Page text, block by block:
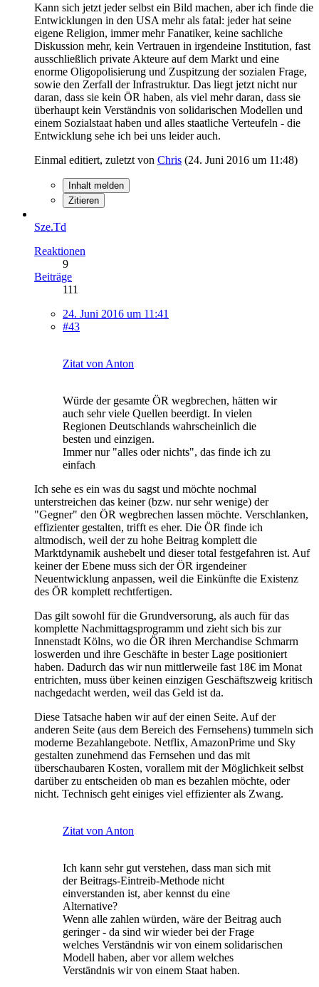
Kann sich jetzt jeder selbst ein Bild machen, aber ich finde die
Entwicklungen in den USA mehr als fatal: jeder hat seine
eigene Religion, immer mehr Fanatiker, keine sachliche
Diskussion mehr, kein Vertrauen in irgendeine Institution, fast
ausschließlich private Akteure auf dem Markt und eine
enorme Oligopolisierung und Zuspitzung der sozialen Frage,
sowie den Zerfall der Infrastruktur. Das liegt jetzt nicht nur
daran, dass sie kein ÖR haben, als viel mehr daran, dass sie
überhaupt kein Verständnis von solidarischen Modellen und
einem Sozialstaat haben und alles staatliche Verteufeln - die
Entwicklung sehe ich bei uns leider auch.
Einmal editiert, zuletzt von Chris (24. Juni 2016 um 11:48)
Inhalt melden
Zitieren
Sze.Td
Reaktionen
9
Beiträge
111
24. Juni 2016 um 11:41
#43
Zitat von Anton
Würde der gesamte ÖR wegbrechen, hätten wir
auch sehr viele Quellen beerdigt. In vielen
Regionen Deutschlands wahrscheinlich die
besten und einzigen.
Immer nur "alles oder nichts", das finde ich zu
einfach
Ich sehe es ein was du sagst und möchte nochmal
unterstreichen das keiner (bzw. nur sehr wenige) der
"Gegner" den ÖR wegbrechen lassen möchte. Verschlanken,
effizienter gestalten, trifft es eher. Die ÖR finde ich
altmodisch, weil der zu hohe Beitrag komplett die
Marktdynamik aushebelt und dieser total festgefahren ist. Auf
keiner der Ebene muss sich der ÖR irgendeiner
Neuentwicklung anpassen, weil die Einkünfte die Existenz
des ÖR komplett rechtfertigen.
Das gilt sowohl für die Grundversorung, als auch für das
komplette Nachmittagsprogramm und zieht sich bis zur
Innenstadt Kölns, wo die ÖR ihren Merchandise Schmarrn
loswerden und ihre Geschäfte in bester Lage positioniert
haben. Dadurch das wir nun mittlerweile fast 18€ im Monat
entrichten, muss über keinen einzigen Geschäftszweig kritisch
nachgedacht werden, weil das Geld ist da.
Diese Tatsache haben wir auf der einen Seite. Auf der
anderen Seite (aus dem Bereich des Fernsehens) tummeln sich
moderne Bezahlangebote. Netflix, AmazonPrime und Sky
gestalten zunehmend das Fernsehen und das mit
überschaubaren Kosten, vorallem mit der Möglichkeit selbst
darüber zu entscheiden ob man es bezahlen möchte, oder
nicht. Technisch geht einiges viel effizienter als Zwang.
Zitat von Anton
Ich kann sehr gut verstehen, dass man sich mit
der Beitrags-Eintreib-Methode nicht
einverstanden ist, aber kennst du eine
Alternative?
Wenn alle zahlen würden, wäre der Beitrag auch
geringer - da sind wir wieder bei der Frage
welches Verständnis wir von einem solidarischen
Modell haben, aber vor allem welches
Verständnis wir von einem Staat haben.